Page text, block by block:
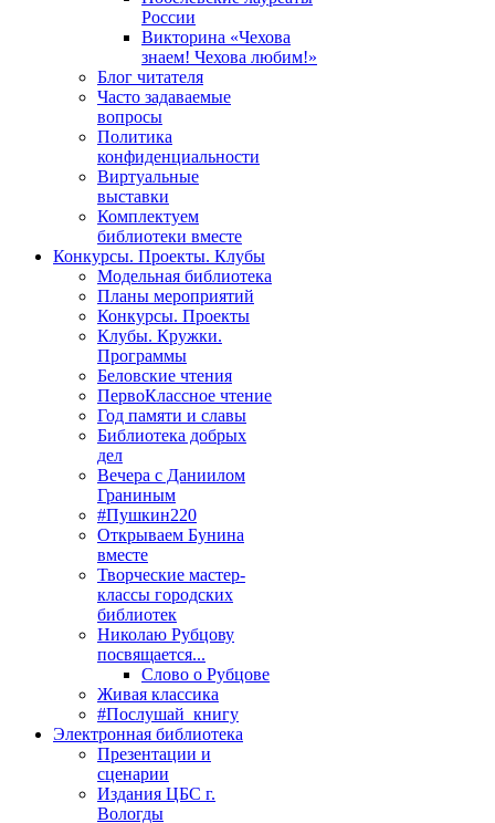
России
Викторина «Чехова
знаем! Чехова любим!»
Блог читателя
Часто задаваемые
вопросы
Политика
конфиденциальности
Виртуальные
выставки
Комплектуем
библиотеки вместе
Конкурсы. Проекты. Клубы
Модельная библиотека
Планы мероприятий
Конкурсы. Проекты
Клубы. Кружки.
Программы
Беловские чтения
ПервоКлассное чтение
Год памяти и славы
Библиотека добрых
дел
Вечера с Даниилом
Граниным
#Пушкин220
Открываем Бунина
вместе
Творческие мастер-
классы городских
библиотек
Николаю Рубцову
посвящается...
Слово о Рубцове
Живая классика
#Послушай_книгу
Электронная библиотека
Презентации и
сценарии
Издания ЦБС г.
Вологды